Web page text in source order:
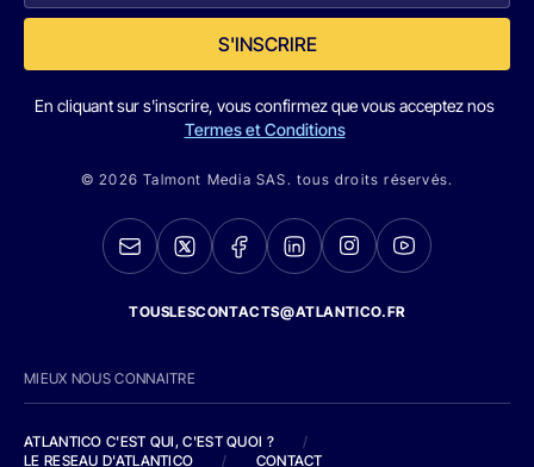
S'INSCRIRE
En cliquant sur s'inscrire, vous confirmez que vous acceptez nos
Termes et Conditions
© 2026 Talmont Media SAS. tous droits réservés.
TOUSLESCONTACTS@ATLANTICO.FR
MIEUX NOUS CONNAITRE
ATLANTICO C'EST QUI, C'EST QUOI ?
/
LE RESEAU D'ATLANTICO
/ CONTACT